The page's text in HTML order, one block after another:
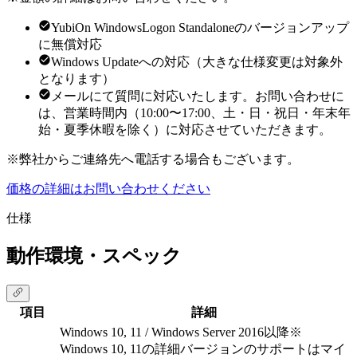
YubiOn WindowsLogon Standaloneのバージョンアップ
に無償対応
Windows Updateへの対応（大きな仕様変更は対象外
となります）
メールにて質問に対応いたします。お問い合わせに
は、営業時間内（10:00〜17:00、土・日・祝日・年末年
始・夏季休暇を除く）に対応させていただきます。
※弊社からご連絡先へ電話する場合もございます。
価格の詳細はお問い合わせください
仕様
動作環境・スペック
項目 詳細
Windows 10, 11 / Windows Server 2016以降※
Windows 10, 11の詳細バージョンのサポートはマイ